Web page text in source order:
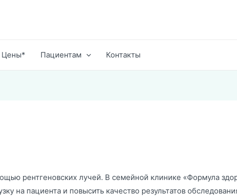
Цены* Пациентам Контакты
рентгеновских лучей. В семейной клинике «Формула
на пациента и повысить качество результатов